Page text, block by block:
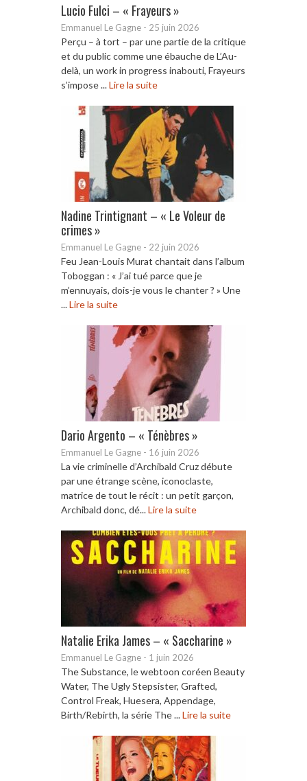
Lucio Fulci – « Frayeurs »
Emmanuel Le Gagne - 25 juin 2026
Perçu – à tort – par une partie de la critique
et du public comme une ébauche de L’Au-
delà, un work in progress inabouti, Frayeurs
s’impose ...Lire la suite
Nadine Trintignant – « Le Voleur de
crimes »
Emmanuel Le Gagne - 22 juin 2026
Feu Jean-Louis Murat chantait dans l’album
Toboggan : « J’ai tué parce que je
m’ennuyais, dois-je vous le chanter ? » Une
...Lire la suite
Dario Argento – « Ténèbres »
Emmanuel Le Gagne - 16 juin 2026
La vie criminelle d’Archibald Cruz débute
par une étrange scène, iconoclaste,
matrice de tout le récit : un petit garçon,
Archibald donc, dé...Lire la suite
Natalie Erika James – « Saccharine »
Emmanuel Le Gagne - 1 juin 2026
The Substance, le webtoon coréen Beauty
Water, The Ugly Stepsister, Grafted,
Control Freak, Huesera, Appendage,
Birth/Rebirth, la série The ...Lire la suite